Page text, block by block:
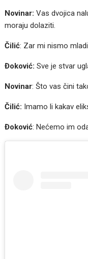
Novinar: Vas dvojica
moraju dolaziti.
Čilić: Zar mi nismo
Đoković: Sve je stvar
Novinar: Što vas čini
Čilić: Imamo li kakav
Đoković: Nećemo im